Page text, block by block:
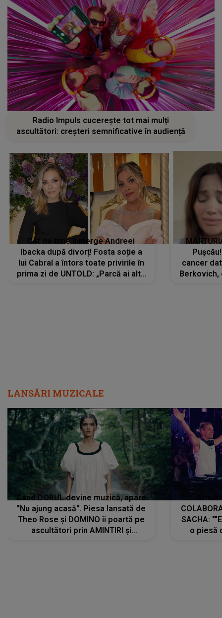
Radio Impuls cucerește tot mai mulți
ascultători: creșteri semnificative în audiență
Cât de bine îi merge Andreei
Ibacka după divorț! Fosta soție a
lui Cabral a întors toate privirile în
prima zi de UNTOLD: „Parcă ai altă
cancer
Berkovich,
LANSĂRI MUZICALE
Când DORUL devine muzică, apare
"Nu ajung acasă". Piesa lansată de
Theo Rose și DOMINO îi poartă pe
ascultători prin AMINTIRI și
SACHA:
o piesă